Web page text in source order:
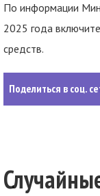
По информации
2025 года
средств.
Поделиться в соц.